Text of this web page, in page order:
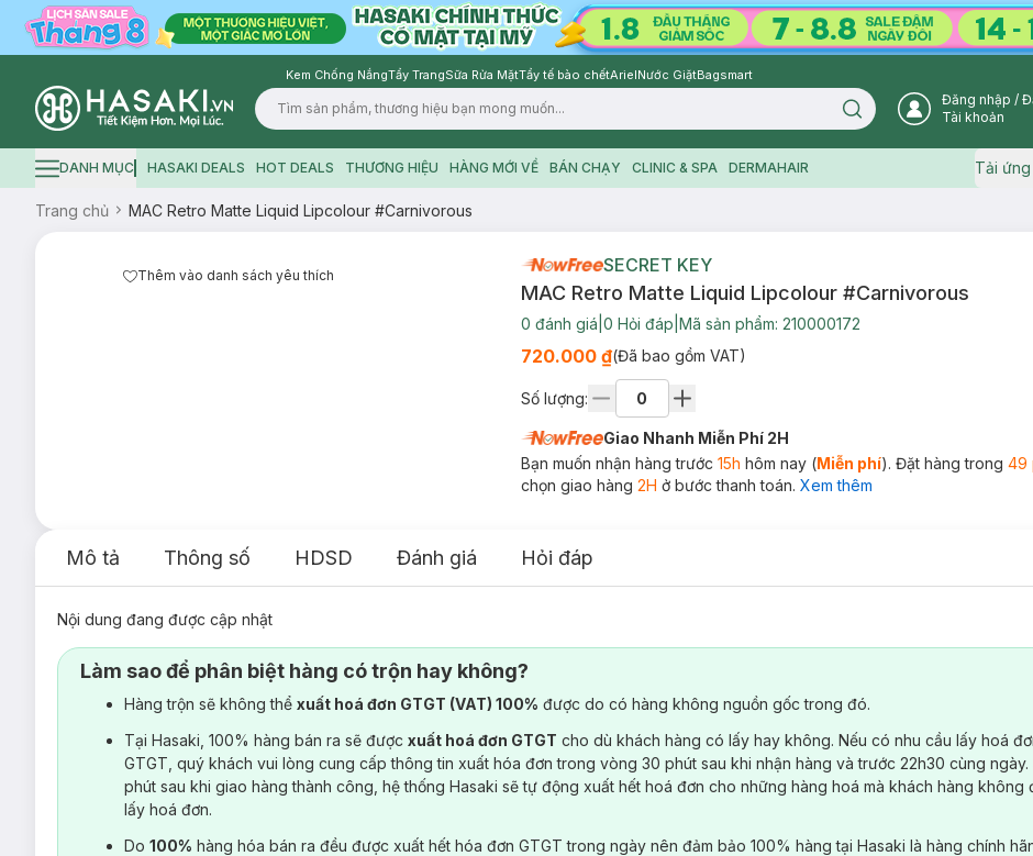
Kem Chống NắngTẩy TrangSữa Rửa MặtTẩy tế bào chếtArielNước GiặtBagsmart
Logo
Search icon User
Đăng nhập /
Tài khoản
Hamburger icon
DANH MỤC HASAKI DEALS HOT DEALS THƯƠNG HIỆU HÀNG MỚI VỀ BÁN CHẠY CLINIC & SPA DERMAHAIR Tải
Trang chủ MAC Retro Matte Liquid Lipcolour #Carnivorous
Thêm vào danh sách yêu thích SECRET KEY
MAC Retro Matte Liquid Lipcolour #Carnivorous
0 đánh giá 0 Hỏi đáp Mã sản phẩm: 210000172
720.000 ₫(Đã bao gồm VAT)
Số lượng:
Giao Nhanh Miễn Phí 2H
Bạn muốn nhận hàng trước 15h hôm nay (Miễn phí). Đặt hàng trong 49
chọn giao hàng 2H ở bước thanh toán. Xem thêm
Mô tả Thông số HDSD Đánh giá Hỏi đáp
Nội dung đang được cập nhật
Làm sao để phân biệt hàng có trộn hay không?
Hàng trộn sẽ không thể xuất hoá đơn GTGT (VAT) 100% được do có hàng không nguồn gốc trong đó.
Tại Hasaki, 100% hàng bán ra sẽ được xuất hoá đơn GTGT cho dù khách hàng có lấy hay không. Nếu có nhu cầu lấy hoá
GTGT, quý khách vui lòng cung cấp thông tin xuất hóa đơn trong vòng 30 phút sau khi nhận hàng và trước 22h30 cùng ngày.
phút sau khi giao hàng thành công, hệ thống Hasaki sẽ tự động xuất hết hoá đơn cho những hàng hoá mà khách hàng không
lấy hoá đơn.
Do 100% hàng hóa bán ra đều được xuất hết hóa đơn GTGT trong ngày nên đảm bảo 100% hàng tại Hasaki là hàng chính